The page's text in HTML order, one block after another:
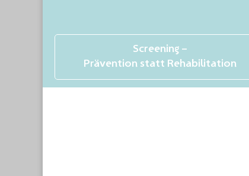
Screening –
Prävention statt Rehabilitation